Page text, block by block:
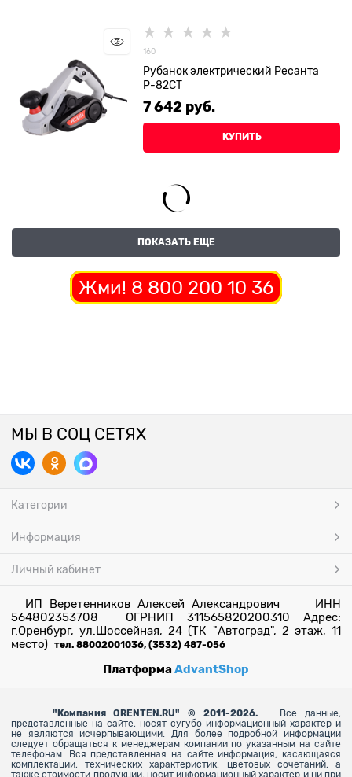
160
Рубанок электрический Ресанта
Р-82СТ
7 642 руб.
КУПИТЬ
ПОКАЗАТЬ ЕЩЕ
Жми! 8 800 200 10 36
МЫ В СОЦ СЕТЯХ
Категории
Информация
Личный кабинет
ИП Веретенников Алексей Александрович ИНН
564802353708 ОГРНИП 311565820200310 Адрес:
г.Оренбург, ул.Шоссейная, 24 (ТК "Автоград", 2 этаж, 11
место) тел. 88002001036, (3532) 487-056
ПлатформаAdvantShop
" Компания ORENTEN.RU" © 2011-2026.
Все данные,
представленные на сайте, носят сугубо информационный характер и
не являются исчерпывающими. Для более подробной информации
следует обращаться к менеджерам компании по указанным на сайте
телефонам. Вся представленная на сайте информация, касающаяся
комплектации, технических характеристик, цветовых сочетаний, а
также стоимости продукции, носит информационный характер и ни при